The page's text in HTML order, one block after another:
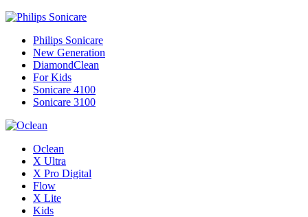
Philips Sonicare
New Generation
DiamondClean
For Kids
Sonicare 4100
Sonicare 3100
Oclean
X Ultra
X Pro Digital
Flow
X Lite
Kids